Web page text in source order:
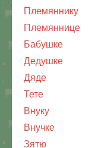
Племяннику
Племяннице
Бабушке
Дедушке
Дяде
Тете
Внуку
Внучке
Зятю